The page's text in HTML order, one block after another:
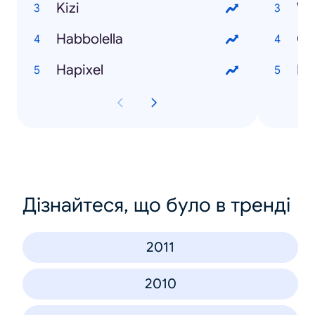
Kizi
Habbolella
Hapixel
Дізнайтеся, що було в тренді
2011
2010